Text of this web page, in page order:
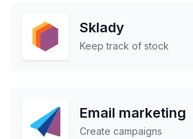
Sklady
Keep track of stock
Email marketing
Create campaigns